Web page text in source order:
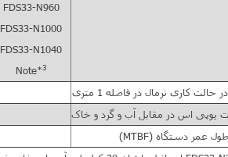
FDS33-N960
FDS33-N1000
FDS33-N1040
Note*3
کاری نرمال در فاصله 1 متری
یوپی اس در مقابل آب و گرد و خاک
طول عمر دستگاه (MTBF)